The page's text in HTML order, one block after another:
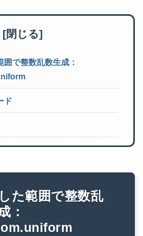
囲で整数乱数生成：
ド
た範囲で整数乱
：